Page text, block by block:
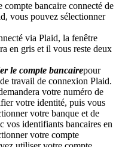
compte bancaire connecté de
vous pouvez sélectionner
via Plaid, la fenêtre
en gris et il vous reste deux
le compte bancairepour
travail de connexion Plaid.
votre numéro de
votre identité, puis vous
votre banque et de
vos identifiants bancaires en
votre compte